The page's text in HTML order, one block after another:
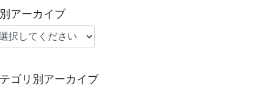
アーカイブ
ゴリ別アーカイブ